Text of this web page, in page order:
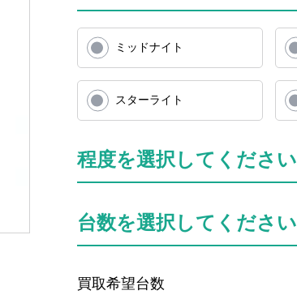
ミッドナイト
スターライト
程度を選択してください
台数を選択してください
買取希望台数